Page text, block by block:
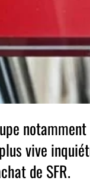
notamment
vive
de SFR.